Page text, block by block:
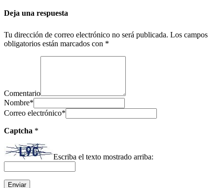
Deja una respuesta
Tu dirección de correo electrónico no será publicada. Los campos
obligatorios están marcados con *
Comentario
Nombre*
Correo electrónico*
Captcha *
Escriba el texto mostrado arriba: